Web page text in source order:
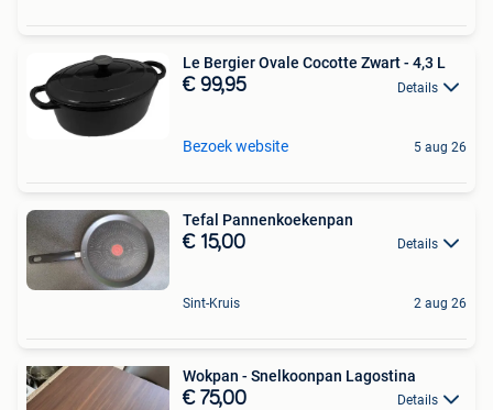
Le Bergier Ovale Cocotte Zwart - 4,3 L
€ 99,95 Details
Bezoek website 5 aug 26
Tefal Pannenkoekenpan
€ 15,00 Details
Sint-Kruis 2 aug 26
Wokpan - Snelkoonpan Lagostina
€ 75,00 Details